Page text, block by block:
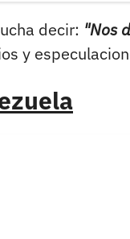
decir: "Nos
y